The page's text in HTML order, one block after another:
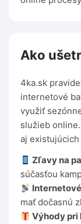
Ako
4ka.sk
internetové
využiť
služieb
aj
Zľavy na
súčasťou
mať dočasnú
Výhody pri